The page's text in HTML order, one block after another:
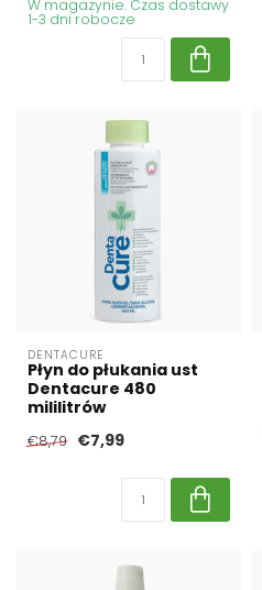
W magazynie. Czas dostawy
1-3 dni robocze
DENTACURE
Płyn do płukania ust
Dentacure 480
mililitrów
€8,79 €7,99